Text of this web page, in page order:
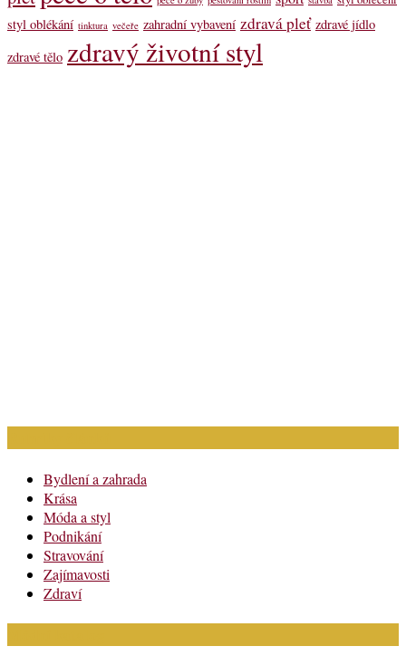
styl oblékání tinktura večeře zahradní vybavení zdravá pleť zdravé jídlo
zdravé tělo zdravý životní styl
Bydlení a zahrada
Krása
Móda a styl
Podnikání
Stravování
Zajímavosti
Zdraví